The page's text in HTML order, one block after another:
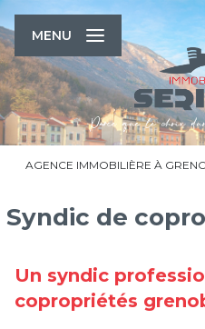
MENU
AGENCE IMMOBILIÈRE À
Syndic de
Un syndic
copropriétés